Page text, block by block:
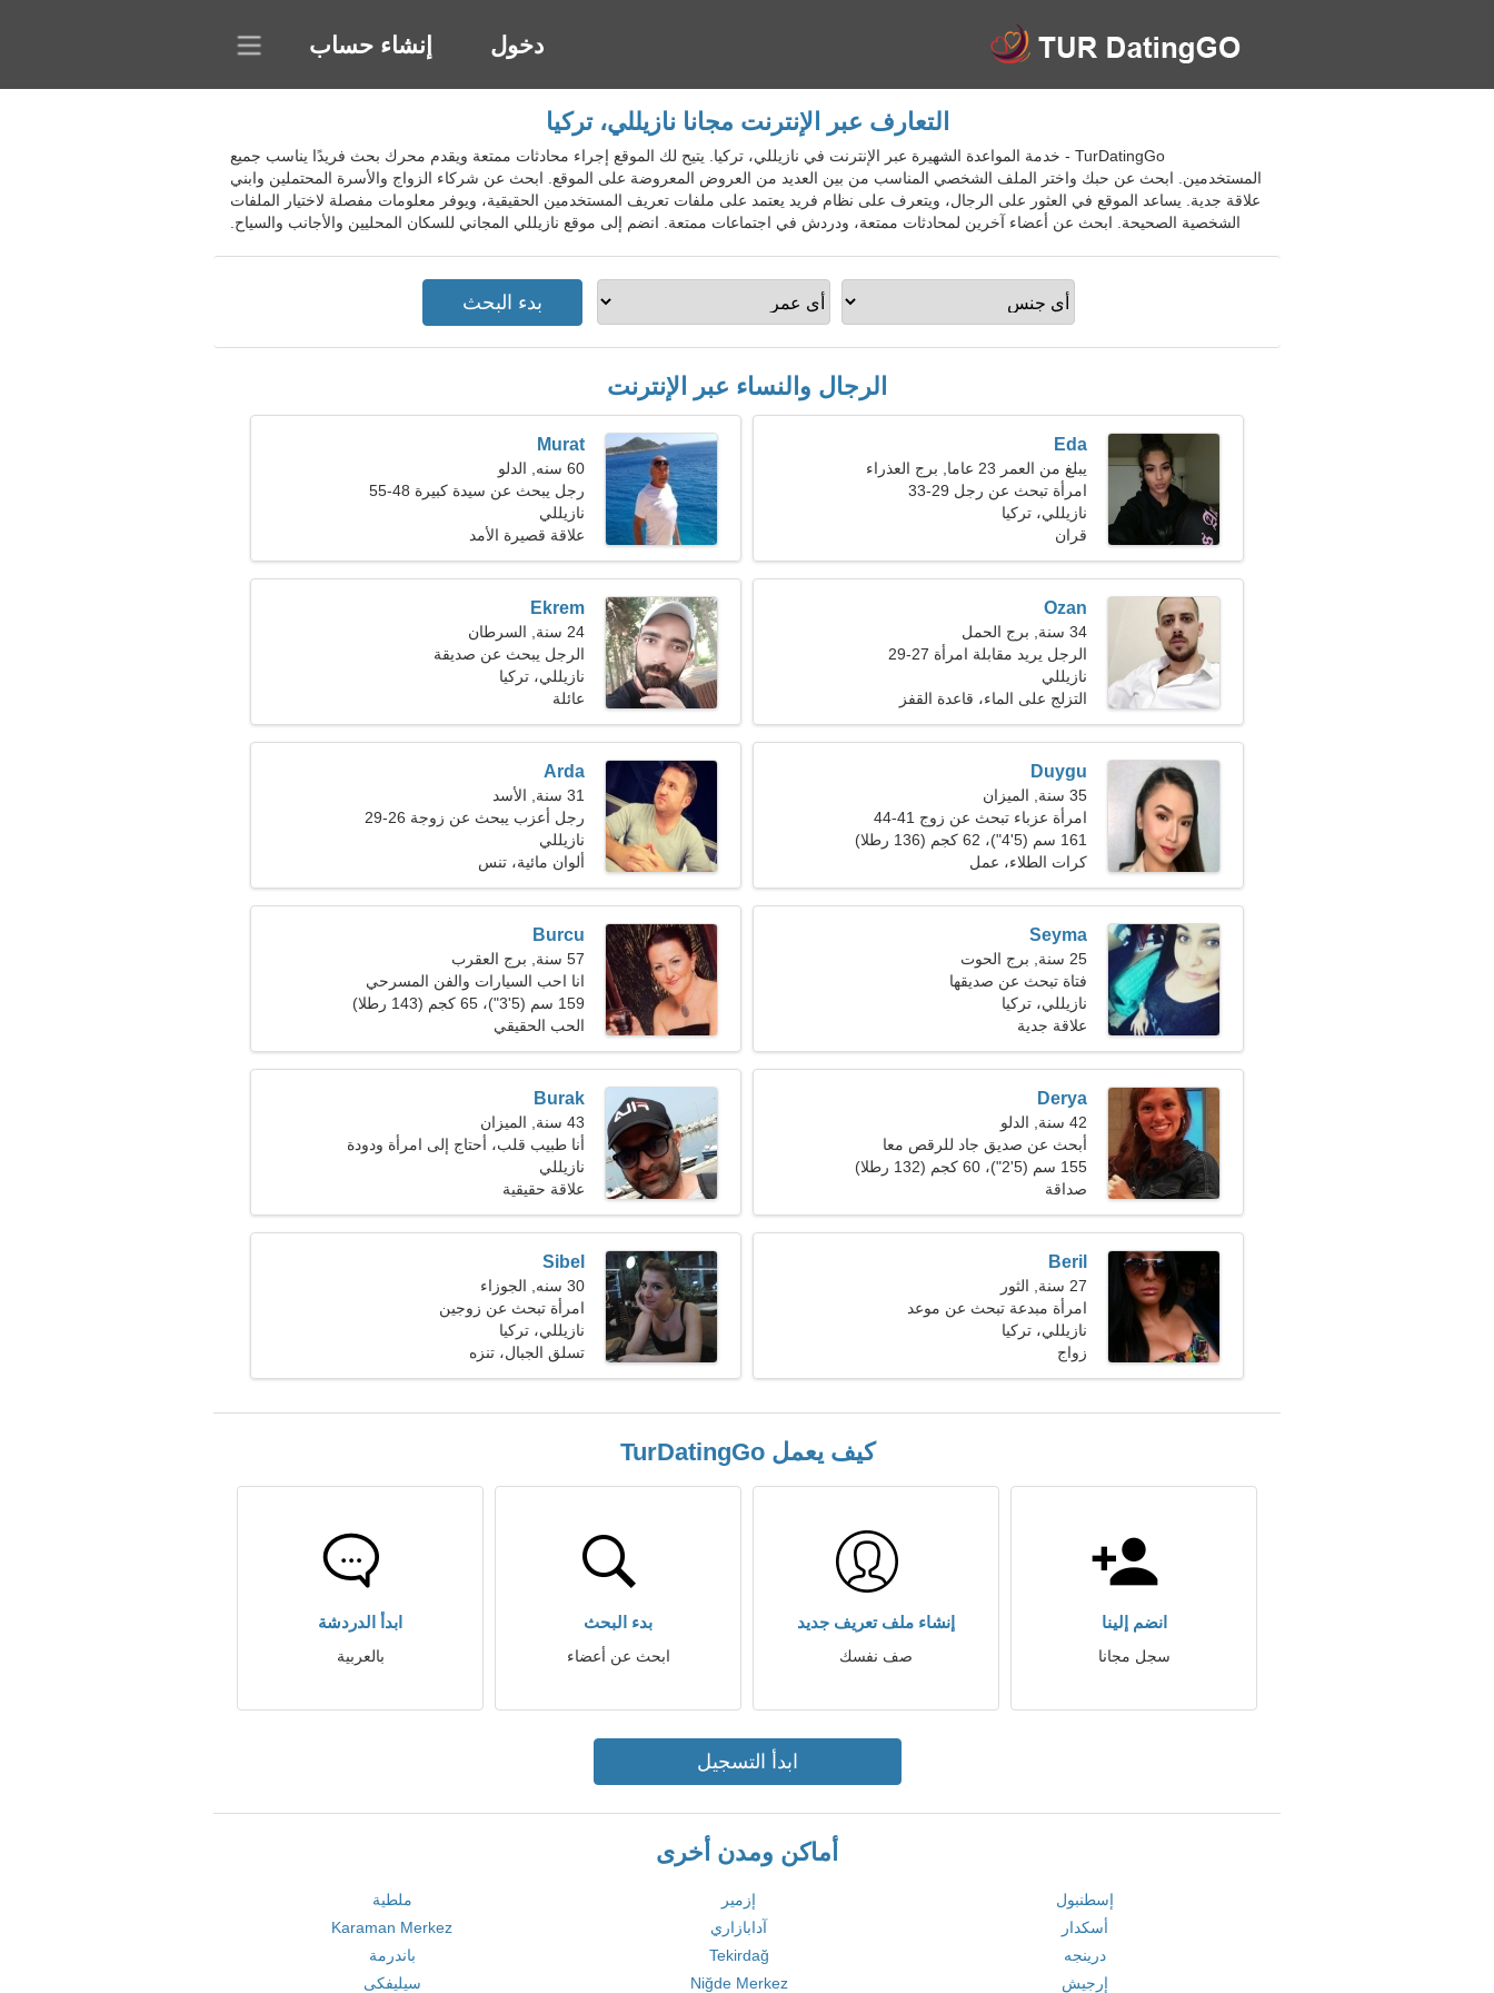
دخول إنشاء حساب
التعارف عبر الإنترنت مجانا نازيللي، تركيا
TurDatingGo - خدمة المواعدة الشهيرة عبر الإنترنت في نازيللي، تركيا. يتيح لك الموقع إجراء محادثات ممتعة ويقدم محرك بحث فريدًا يناسب جميع
المستخدمين. ابحث عن حبك واختر الملف الشخصي المناسب من بين العديد من العروض المعروضة على الموقع. ابحث عن شركاء الزواج والأسرة المحتملين وابني
علاقة جدية. يساعد الموقع في العثور على الرجال، ويتعرف على نظام فريد يعتمد على ملفات تعريف المستخدمين الحقيقية، ويوفر معلومات مفصلة لاختيار الملفات
الشخصية الصحيحة. ابحث عن أعضاء آخرين لمحادثات ممتعة، ودردش في اجتماعات ممتعة. انضم إلى موقع نازيللي المجاني للسكان المحليين والأجانب والسياح.
الرجال والنساء عبر الإنترنت
Eda
يبلغ من العمر 23 عاما, برج العذراء
امرأة تبحث عن رجل 29-33
نازيللي، تركيا
قران
Murat
60 سنه, الدلو
رجل يبحث عن سيدة كبيرة 48-55
نازيللي
علاقة قصيرة الأمد
Ozan
34 سنة, برج الحمل
الرجل يريد مقابلة امرأة 27-29
نازيللي
التزلج على الماء، قاعدة القفز
Ekrem
24 سنة, السرطان
الرجل يبحث عن صديقة
نازيللي، تركيا
عائلة
Duygu
35 سنة, الميزان
امرأة عزباء تبحث عن زوج 41-44
161 سم (5'4")، 62 كجم (136 رطلا)
كرات الطلاء، عمل
Arda
31 سنة, الأسد
رجل أعزب يبحث عن زوجة 26-29
نازيللي
ألوان مائية، تنس
Seyma
25 سنة, برج الحوت
فتاة تبحث عن صديقها
نازيللي، تركيا
علاقة جدية
Burcu
57 سنة, برج العقرب
انا احب السيارات والفن المسرحي
159 سم (5'3")، 65 كجم (143 رطلا)
الحب الحقيقي
Derya
42 سنة, الدلو
أبحث عن صديق جاد للرقص معا
155 سم (5'2")، 60 كجم (132 رطلا)
صداقة
Burak
43 سنة, الميزان
أنا طبيب قلب، أحتاج إلى امرأة ودودة
نازيللي
علاقة حقيقية
Beril
27 سنة, الثور
امرأة مبدعة تبحث عن موعد
نازيللي، تركيا
زواج
Sibel
30 سنه, الجوزاء
امرأة تبحث عن زوجين
نازيللي، تركيا
تسلق الجبال، تنزه
كيف يعمل TurDatingGo
انضم إلينا
سجل مجانا
إنشاء ملف تعريف جديد
صف نفسك
بدء البحث
ابحث عن أعضاء
ابدأ الدردشة
بالعربية
ابدأ التسجيل
أماكن ومدن أخرى
إسطنبول إزمير
ملطية
أسكدار
آدابازاري
Karaman Merkez
درينجه
Tekirdağ
باندرمة
إرجيش
Niğde Merkez سيليفكى